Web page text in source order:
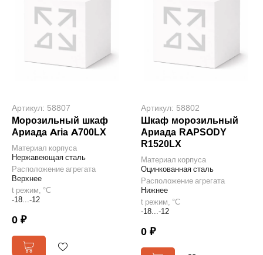
Артикул: 58807
Морозильный шкаф
Ариада Aria A700LX
Материал корпуса
Нержавеющая сталь
Расположение агрегата
Верхнее
t режим, °С
-18...-12
0 ₽
Артикул: 58802
Шкаф морозильный
Ариада RAPSODY
R1520LX
Материал корпуса
Оцинкованная сталь
Расположение агрегата
Нижнее
t режим, °С
-18...-12
0 ₽